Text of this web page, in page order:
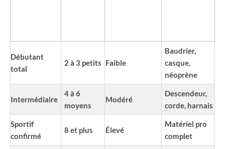
Débutant
total
2 à 3 petits Faible
Baudrier,
casque,
néoprène
Intermédiaire
4 à 6
moyens
Modéré
Descendeur,
corde, harnais
Sportif
confirmé
8 et plus Élevé
Matériel pro
complet